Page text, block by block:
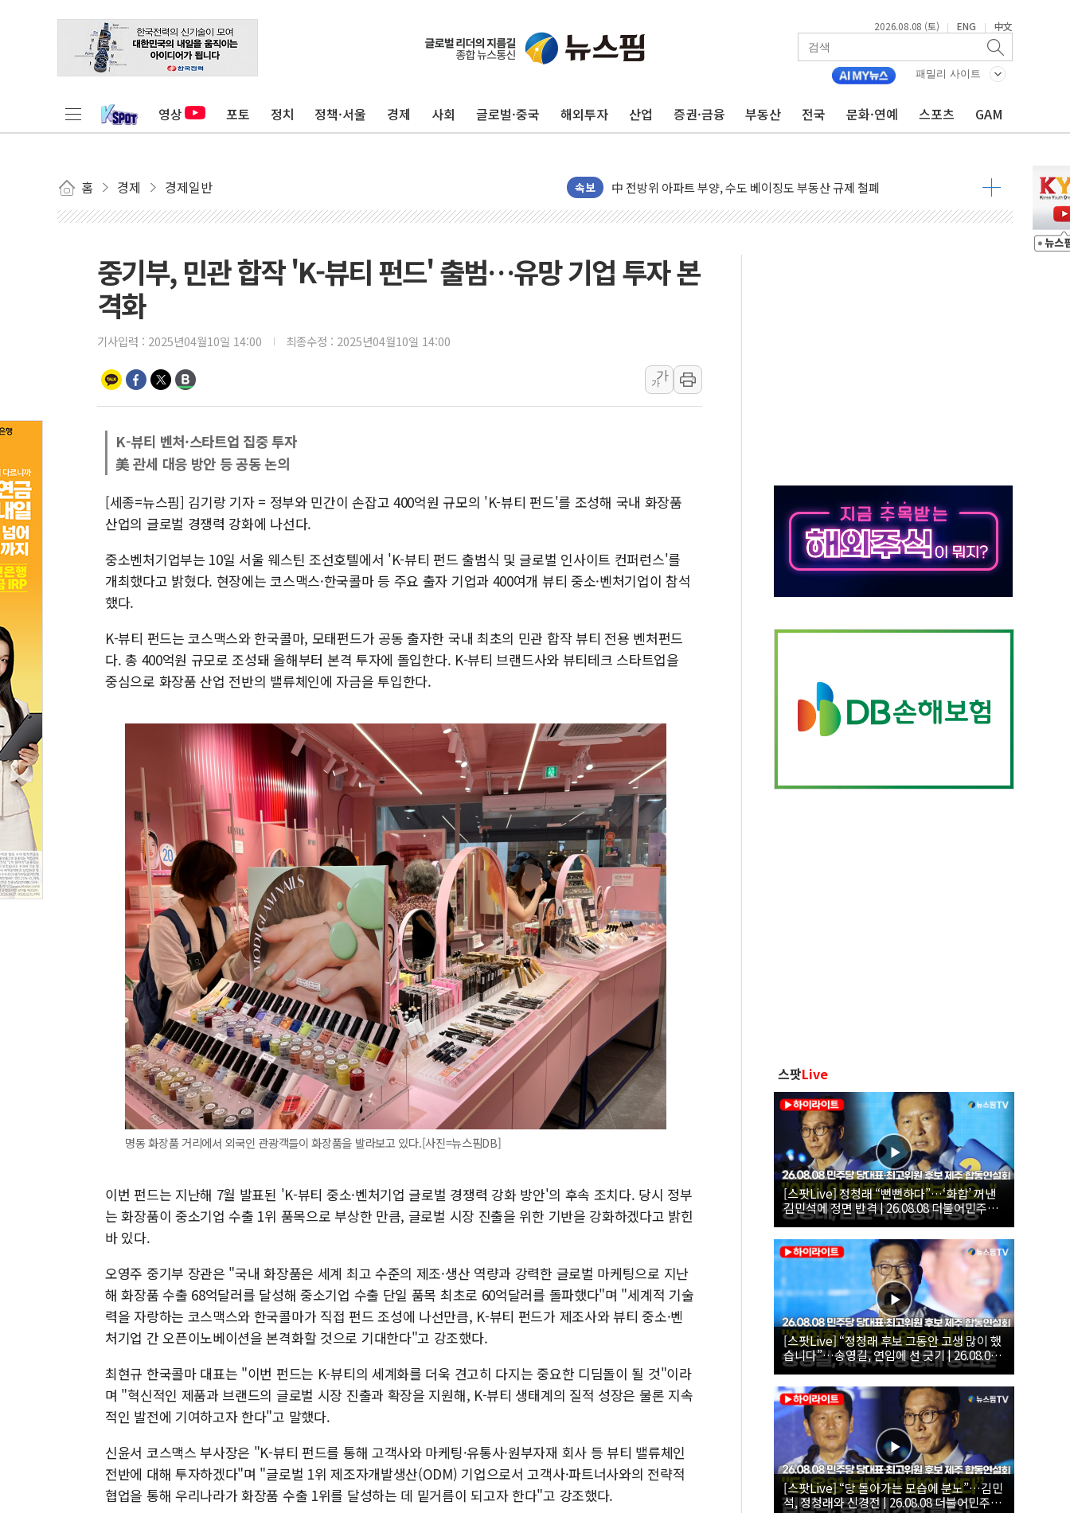
2026.08.08 (토) | ENG | 中文
패밀리 사이트
영상 포토 정치 정책·서울 경제 사회 글로벌·중국 해외투자 산업 증권·금융 부동산 전국 문화·연예 스포츠 GAM
홈 경제 경제일반 속보
'화합' 꺼낸 김민석에 '뻔뻔' 받아친 정청래…제주 연설서 신경전 고조
동해중부 전 해상 풍랑주의보…10일까지 최대 3.5m 높은 물결
연일 폭염에 온열질환 사망 23명…정부, 비상대응기구 가동
인제 용대리 계곡서 수위 상승으로 피서객 7명 고립…전원 구조
동해시, 11~14일 '별똥별 멍' 운영…페르세우스 유성우 관측
청양 밭에서 일하던 90대 숨져…온열질환 여부 조사
폭염에 車 운전면허 기능시험 오전 집중 편성…체감온도 38도 넘으면 중단
오세훈 "용산공원 주택 검토, 민주당 스스로 원칙 뒤집는 것"
충북 주말 무더위 지속…청주·진천 35도, 곳곳 소나기
뉴욕증시, 고용 쇼크에 금리 인상 우려 후퇴…S&P500 최고치
트럼프, 쿡 연준 이사 해임 재추진…"26일까지 의혹 소명" 요구
중기부, 민관 합작 'K-뷰티 펀드' 출범…유망 기업 투자 본
격화
기사입력 : 2025년04월10일 14:00 최종수정 : 2025년04월10일 14:00
가
가
K-뷰티 벤처·스타트업 집중 투자
美 관세 대응 방안 등 공동 논의
[세종=뉴스핌] 김기랑 기자 = 정부와 민간이 손잡고 400억원 규모의 'K-뷰티 펀드'를 조성해 국내 화장품
산업의 글로벌 경쟁력 강화에 나선다.
중소벤처기업부는 10일 서울 웨스틴 조선호텔에서 'K-뷰티 펀드 출범식 및 글로벌 인사이트 컨퍼런스'를
개최했다고 밝혔다. 현장에는 코스맥스·한국콜마 등 주요 출자 기업과 400여개 뷰티 중소·벤처기업이 참석
했다.
K-뷰티 펀드는 코스맥스와 한국콜마, 모태펀드가 공동 출자한 국내 최초의 민관 합작 뷰티 전용 벤처펀드
다. 총 400억원 규모로 조성돼 올해부터 본격 투자에 돌입한다. K-뷰티 브랜드사와 뷰티테크 스타트업을
중심으로 화장품 산업 전반의 밸류체인에 자금을 투입한다.
명동 화장품 거리에서 외국인 관광객들이 화장품을 발라보고 있다.[사진=뉴스핌DB]
이번 펀드는 지난해 7월 발표된 'K-뷰티 중소·벤처기업 글로벌 경쟁력 강화 방안'의 후속 조치다. 당시 정부
는 화장품이 중소기업 수출 1위 품목으로 부상한 만큼, 글로벌 시장 진출을 위한 기반을 강화하겠다고 밝힌
바 있다.
오영주 중기부 장관은 "국내 화장품은 세계 최고 수준의 제조·생산 역량과 강력한 글로벌 마케팅으로 지난
해 화장품 수출 68억달러를 달성해 중소기업 수출 단일 품목 최초로 60억달러를 돌파했다"며 "세계적 기술
력을 자랑하는 코스맥스와 한국콜마가 직접 펀드 조성에 나선만큼, K-뷰티 펀드가 제조사와 뷰티 중소·벤
처기업 간 오픈이노베이션을 본격화할 것으로 기대한다"고 강조했다.
최현규 한국콜마 대표는 "이번 펀드는 K-뷰티의 세계화를 더욱 견고히 다지는 중요한 디딤돌이 될 것"이라
며 "혁신적인 제품과 브랜드의 글로벌 시장 진출과 확장을 지원해, K-뷰티 생태계의 질적 성장은 물론 지속
적인 발전에 기여하고자 한다"고 말했다.
신윤서 코스맥스 부사장은 "K-뷰티 펀드를 통해 고객사와 마케팅·유통사·원부자재 회사 등 뷰티 밸류체인
전반에 대해 투자하겠다"며 "글로벌 1위 제조자개발생산(ODM) 기업으로서 고객사·파트너사와의 전략적
협업을 통해 우리나라가 화장품 수출 1위를 달성하는 데 밑거름이 되고자 한다"고 강조했다.
스팟Live
[스팟Live] 정청래 “뻔뻔하다”…‘화합’ 꺼낸
김민석에 정면 반격 | 26.08.08 더불어민주당
당대표·최고위원 후보 제주 합동연설회
[스팟Live] “정청래 후보 그동안 고생 많이 했
습니다”…송영길, 연임에 선 긋기 | 26.08.08
더불어민주당 당대표·최고위원 후보 제주 합
동연설회
[스팟Live] “당 돌아가는 모습에 분노”…김민
석, 정청래와 신경전 | 26.08.08 더불어민주당